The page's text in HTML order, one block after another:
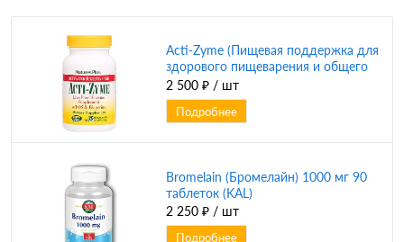
Acti-Zyme (Пищевая поддержка для
здорового пищеварения и общего
самочувствия) 90 вег капсул
(Natures Plus)
2 500 ₽ / шт
Подробнее
Bromelain (Бромелайн) 1000 мг 90
таблеток (KAL)
2 250 ₽ / шт
Подробнее